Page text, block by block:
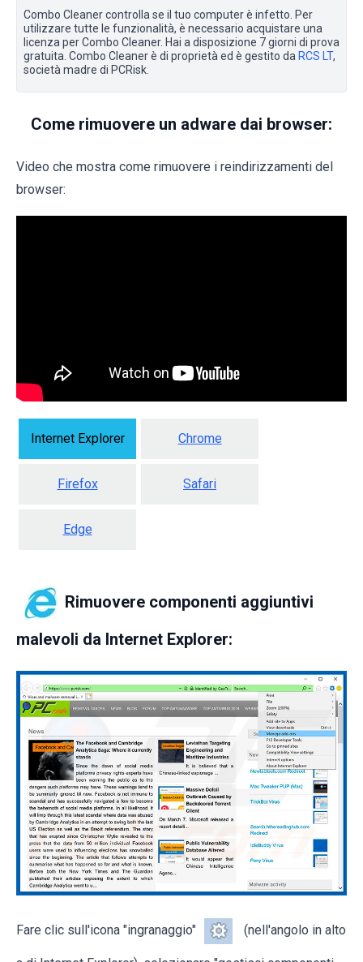
Combo Cleaner controlla se il tuo computer è infetto. Per
utilizzare tutte le funzionalità, è necessario acquistare una
licenza per Combo Cleaner. Hai a disposizione 7 giorni di prova
gratuita. Combo Cleaner è di proprietà ed è gestito da RCS LT,
società madre di PCRisk.
Come rimuovere un adware dai browser:
Video che mostra come rimuovere i reindirizzamenti del
browser:
Internet Explorer Chrome
Firefox Safari
Edge
Rimuovere componenti aggiuntivi
malevoli da Internet Explorer:
Fare clic sull'icona "ingranaggio" (nell'angolo in alto